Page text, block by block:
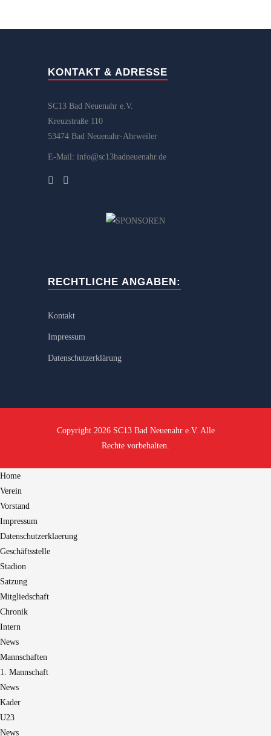
KONTAKT & ADRESSE
SC13 Bad Neuenahr e.V.
Kreuzstraße 110
53474 Bad Neuenahr-Ahrweiler
E-Mail: info@sc13badneuenahr.de
RECHTLICHE ANGABEN:
Kontakt
Impressum
Datenschutzerklärung
Copyright 2026 SC13 Bad Neuenahr e.V. Alle
Rechte vorbehalten.
Home
Verein
Vorstand
Impressum
Datenschutzerklaerung
Geschäftsstelle
Stadion
Satzung
Mitgliedschaft
Chronik
Intern
News
Mannschaften
1. Mannschaft
News
Kader
U23
News